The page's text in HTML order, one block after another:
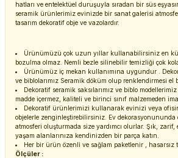
hatları ve entelektüel duruşuyla sıradan bir süs
seramik ürünlerimiz evinizde bir sanat galerisi
tasarım dekoratif obje ve vazolardır.
Ürünümüzü çok uzun yıllar kullanabilirsiniz en
bozulma olmaz. Nemli bezle silinebilir temizliği çok
Ürünümüz iç mekan kullanımına uygundur .
ve biblolarımız Seramik döküm olup renklendirmesi el
Dekoratif seramik saksılarımız ve biblo
madde içermez, kaliteli ve birinci sınıf malzemeden
Dekoratif ürünlerimizi kullanarak evinizi veya
objelerle zenginleştirebilirsiniz. Ev
atmosferi oluşturmada size yardımcı olurlar. Şık, zarif,
yaşam alanlarınıza kendinizden bir parça katın.
Her bir ürün özenli ve sağlam paketlenir , hasarsız
Ölçüler :